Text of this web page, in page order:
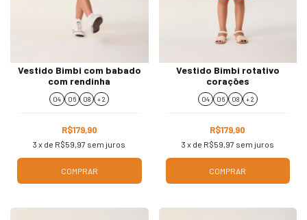
Vestido Bimbi com babado
com rendinha
04 06 08 + 2
R$179,90
3 x de R$59,97 sem juros
COMPRAR
Vestido Bimbi rotativo
corações
04 06 08 + 2
R$179,90
3 x de R$59,97 sem juros
COMPRAR